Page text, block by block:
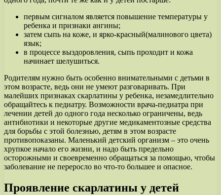
первым сигналом является повышение температуры у
ребенка и признаки ангины;
затем сыпь на коже, и ярко-красный(малинового цвета)
язык;
в процессе выздоровления, сыпь проходит и кожа
начинает шелушиться.
Родителям нужно быть особенно внимательными с детьми в
этом возрасте, ведь они не умеют разговаривать. При
малейших признаках скарлатины у ребенка, незамедлительно
обращайтесь к педиатру. Возможности врача-педиатра при
лечении детей до одного года несколько ограничены, ведь
антибиотики и некоторые другие медикаментозные средства
для борьбы с этой болезнью, детям в этом возрасте
противопоказаны. Маленький детский организм – это очень
хрупкое начало его жизни, и надо быть предельно
осторожными и своевременно обращаться за помощью, чтобы
заболевание не переросло во что-то большее и опасное.
Проявление скарлатины у детей